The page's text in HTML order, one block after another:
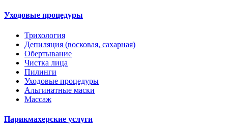
Уходовые процедуры
Трихология
Депиляция (восковая, сахарная)
Обертывание
Чистка лица
Пилинги
Уходовые процедуры
Альгинатные маски
Массаж
Парикмахерские услуги